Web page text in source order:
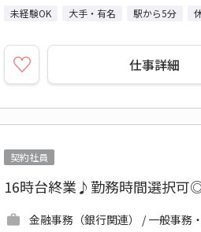
未経験OK 大手・有名 駅から5分
仕事詳細
契約社員
16時台終業♪勤務時間選択可
金融事務（銀行関連） / 一般事務